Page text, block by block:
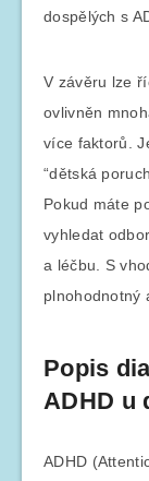
dospělých s
V závěru lze
ovlivněn
více faktorů.
“dětská
Pokud máte
vyhledat
a léčbu. S
plnohodnotný
Popis
ADHD u
ADHD